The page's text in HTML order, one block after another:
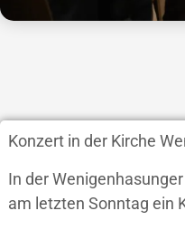
Konzert in der Kirche
In der
am letzten Sonntag ein